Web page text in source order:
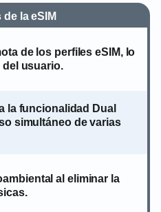
de la eSIM
de los perfiles eSIM, lo
usuario.
la funcionalidad Dual
simultáneo de varias
al eliminar la